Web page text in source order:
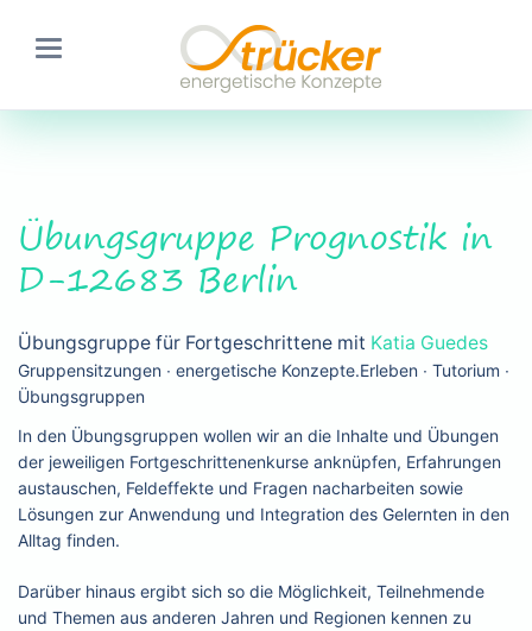
Übungsgruppe Prognostik in
D-12683 Berlin
Übungsgruppe für Fortgeschrittene mit Katia Guedes
Gruppensitzungen ∙ energetische Konzepte.Erleben ∙ Tutorium ∙
Übungsgruppen
In den Übungsgruppen wollen wir an die Inhalte und Übungen
der jeweiligen Fortgeschrittenenkurse anknüpfen, Erfahrungen
austauschen, Feldeffekte und Fragen nacharbeiten sowie
Lösungen zur Anwendung und Integration des Gelernten in den
Alltag finden.
Darüber hinaus ergibt sich so die Möglichkeit, Teilnehmende
und Themen aus anderen Jahren und Regionen kennen zu